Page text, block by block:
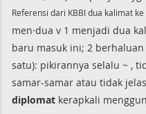
Referensi dari KBBI dua kalimat ke
men·dua v 1 menjadi dua
baru masuk ini; 2
satu): pikirannya selalu ~ ,
samar-samar atau tidak
diplomat kerapkali